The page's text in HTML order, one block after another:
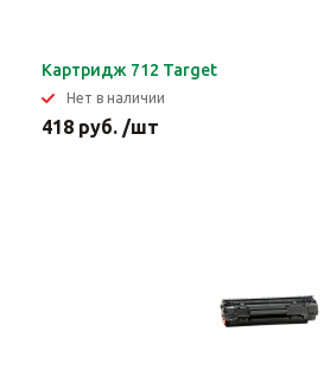
Картридж 712 Target
Нет в наличии
418 руб. /шт